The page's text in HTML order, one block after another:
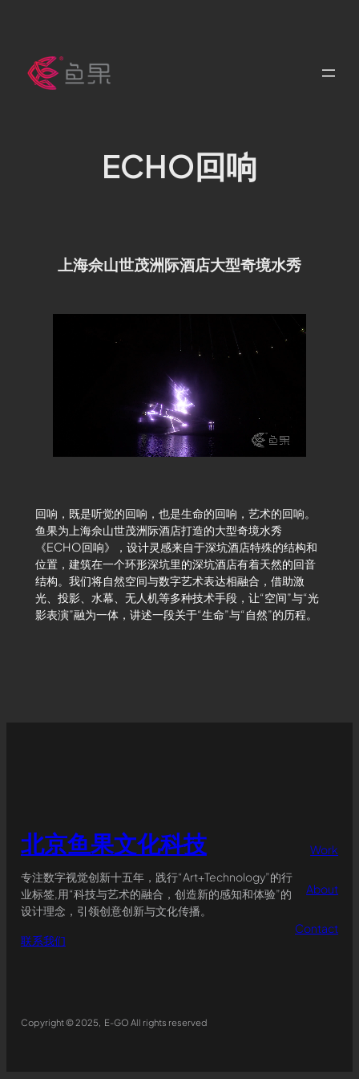
ECHO回响
上海佘山世茂洲际酒店大型奇境水秀
回响，既是听觉的回响，也是生命的回响，艺术的回响。
鱼果为上海佘山世茂洲际酒店打造的大型奇境水秀
《ECHO回响》，设计灵感来自于深坑酒店特殊的结构和
位置，建筑在一个环形深坑里的深坑酒店有着天然的回音
结构。我们将自然空间与数字艺术表达相融合，借助激
光、投影、水幕、无人机等多种技术手段，让“空间”与“光
影表演”融为一体，讲述一段关于“生命”与“自然”的历程。
北京鱼果文化科技
专注数字视觉创新十五年，践行“Art+Technology”的行
业标签,用“科技与艺术的融合，创造新的感知和体验”的
设计理念，引领创意创新与文化传播。
联系我们
Work
About
Contact
Copyright © 2025, E-GO All rights reserved